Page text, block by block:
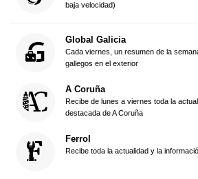
baja velocidad)
Global Galicia
Cada viernes, un resumen de la
gallegos en el exterior
A Coruña
Recibe de lunes a viernes toda la
destacada de A Coruña
Ferrol
Recibe toda la actualidad y la